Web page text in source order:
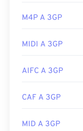
Come
QuickTime.
sulla maggior
3GP è un
i menu
M4P A 3GP
MIDI A 3GP
AIFC A 3GP
CAF A 3GP
MID A 3GP